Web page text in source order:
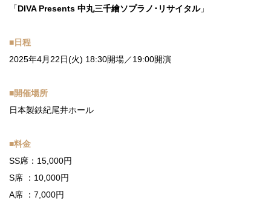
「DIVA Presents 中丸三千繪ソプラノ･リサイタル」
■日程
2025年4月22日(火) 18:30開場／19:00開演
■開催場所
日本製鉄紀尾井ホール
■料金
SS席：15,000円
S席 ：10,000円
A席 ：7,000円